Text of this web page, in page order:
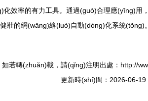
效率的有力工具。通過(guò)合理應(yīng)
壯的網(wǎng)絡(luò)自動(dòng)化系統(tǒng)。
如若轉(zhuǎn)載，請(qǐng)注明出處：http://
更新時(shí)間：2026-06-19